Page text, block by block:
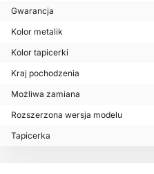
Gwarancja
Kolor metalik
Kolor tapicerki
Kraj pochodzenia
Możliwa zamiana
Rozszerzona wersja modelu
Tapicerka